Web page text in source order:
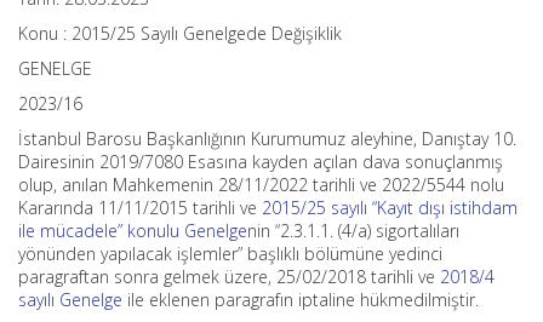
Konu : 2015/25 Sayılı Genelgede Değişiklik
GENELGE
2023/16
İstanbul Barosu Başkanlığının Kurumumuz aleyhine, Danıştay 10.
Dairesinin 2019/7080 Esasına kayden açılan dava sonuçlanmış
olup, anılan Mahkemenin 28/11/2022 tarihli ve 2022/5544 nolu
Kararında 11/11/2015 tarihli ve 2015/25 sayılı “Kayıt dışı istihdam
ile mücadele” konulu Genelgenin “2.3.1.1. (4/a) sigortalıları
yönünden yapılacak işlemler” başlıklı bölümüne yedinci
paragraftan sonra gelmek üzere, 25/02/2018 tarihli ve 2018/4
sayılı Genelge ile eklenen paragrafın iptaline hükmedilmiştir.